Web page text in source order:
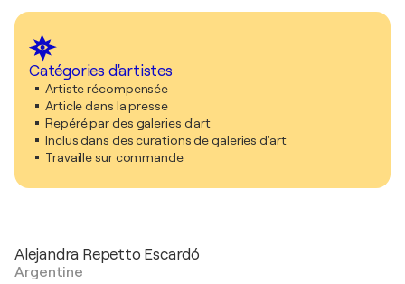
Catégories d'artistes
Artiste récompensée
Article dans la presse
Repéré par des galeries d'art
Inclus dans des curations de galeries d'art
Travaille sur commande
Alejandra Repetto Escardó
Argentine